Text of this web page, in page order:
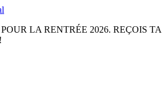
LA RENTRÉE 2026. REÇOIS TA